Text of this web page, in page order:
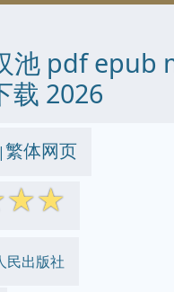
池 pdf epub
载 2026
繁体网页
☆☆
民出版社